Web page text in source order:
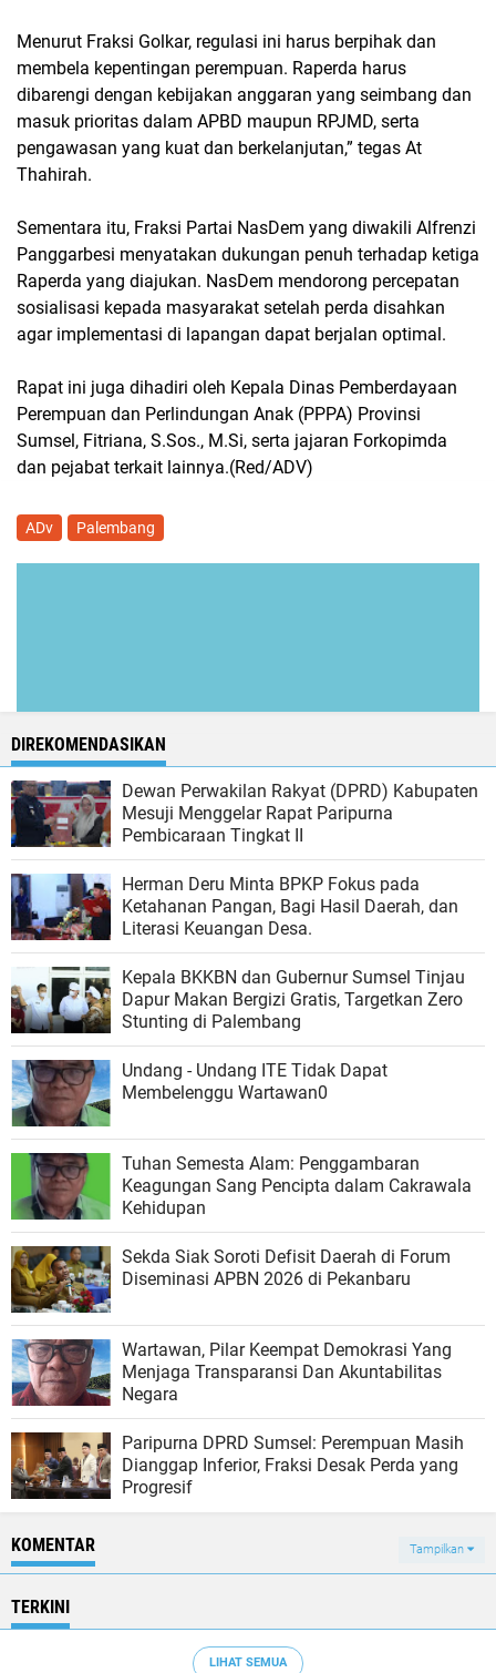
Menurut Fraksi Golkar, regulasi ini harus berpihak dan
membela kepentingan perempuan. Raperda harus
dibarengi dengan kebijakan anggaran yang seimbang dan
masuk prioritas dalam APBD maupun RPJMD, serta
pengawasan yang kuat dan berkelanjutan,” tegas At
Thahirah.
Sementara itu, Fraksi Partai NasDem yang diwakili Alfrenzi
Panggarbesi menyatakan dukungan penuh terhadap ketiga
Raperda yang diajukan. NasDem mendorong percepatan
sosialisasi kepada masyarakat setelah perda disahkan
agar implementasi di lapangan dapat berjalan optimal.
Rapat ini juga dihadiri oleh Kepala Dinas Pemberdayaan
Perempuan dan Perlindungan Anak (PPPA) Provinsi
Sumsel, Fitriana, S.Sos., M.Si, serta jajaran Forkopimda
dan pejabat terkait lainnya.(Red/ADV)
ADv Palembang
DIREKOMENDASIKAN
Dewan Perwakilan Rakyat (DPRD) Kabupaten
Mesuji Menggelar Rapat Paripurna
Pembicaraan Tingkat II
Herman Deru Minta BPKP Fokus pada
Ketahanan Pangan, Bagi Hasil Daerah, dan
Literasi Keuangan Desa.
Kepala BKKBN dan Gubernur Sumsel Tinjau
Dapur Makan Bergizi Gratis, Targetkan Zero
Stunting di Palembang
Undang - Undang ITE Tidak Dapat
Membelenggu Wartawan0
Tuhan Semesta Alam: Penggambaran
Keagungan Sang Pencipta dalam Cakrawala
Kehidupan
Sekda Siak Soroti Defisit Daerah di Forum
Diseminasi APBN 2026 di Pekanbaru
Wartawan, Pilar Keempat Demokrasi Yang
Menjaga Transparansi Dan Akuntabilitas
Negara
Paripurna DPRD Sumsel: Perempuan Masih
Dianggap Inferior, Fraksi Desak Perda yang
Progresif
KOMENTAR Tampilkan
TERKINI
LIHAT SEMUA